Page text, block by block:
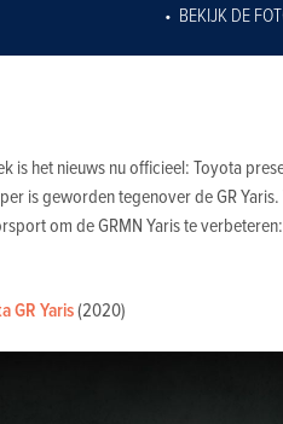
BEKIJK DE
is het nieuws nu officieel: Toyota
is geworden tegenover de GR
om de GRMN Yaris te
GR Yaris(2020)